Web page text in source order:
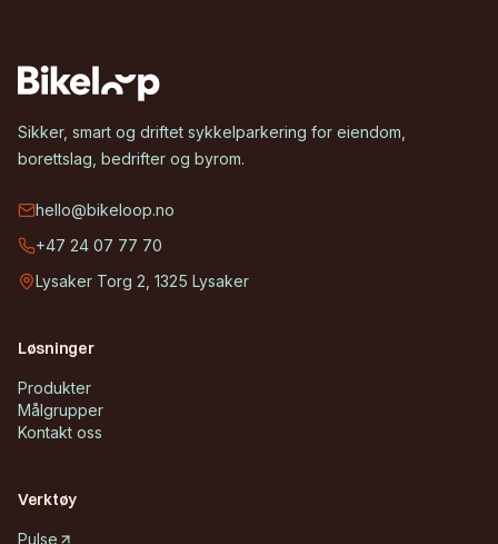
Sikker, smart og driftet sykkelparkering for eiendom,
borettslag, bedrifter og byrom.
hello@bikeloop.no
+47 24 07 77 70
Lysaker Torg 2, 1325 Lysaker
Løsninger
Produkter
Målgrupper
Kontakt oss
Verktøy
Pulse